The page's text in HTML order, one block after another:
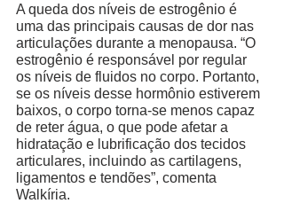
A queda dos níveis de estrogênio é
uma das principais causas de dor nas
articulações durante a menopausa. “O
estrogênio é responsável por regular
os níveis de fluidos no corpo. Portanto,
se os níveis desse hormônio estiverem
baixos, o corpo torna-se menos capaz
de reter água, o que pode afetar a
hidratação e lubrificação dos tecidos
articulares, incluindo as cartilagens,
ligamentos e tendões”, comenta
Walkíria.